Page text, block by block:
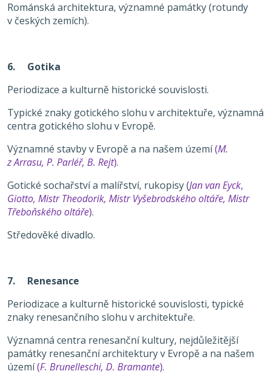
Románská architektura, významné památky (rotundy
v českých zemích).
6. Gotika
Periodizace a kulturně historické souvislosti.
Typické znaky gotického slohu v architektuře, významná
centra gotického slohu v Evropě.
Významné stavby v Evropě a na našem území(M.
z Arrasu, P. Parléř, B. Rejt).
Gotické sochařství a malířství, rukopisy (Jan van Eyck,
Giotto, Mistr Theodorik, Mistr Vyšebrodského oltáře, Mistr
Třeboňského oltáře).
Středověké divadlo.
7. Renesance
Periodizace a kulturně historické souvislosti, typické
znaky renesančního slohu v architektuře.
Významná centra renesanční kultury, nejdůležitější
památky renesanční architektury v Evropě a na našem
území(F. Brunelleschi, D. Bramante).